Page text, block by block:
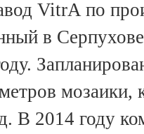
VitrA по
в
мозаики,
В 2014 году